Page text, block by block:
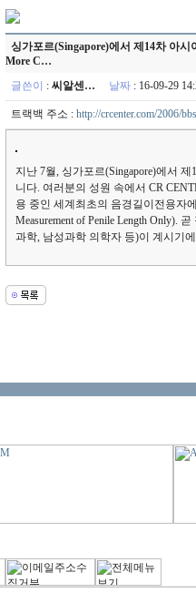
싱가포르(Singapore)에서 제14차 아시
More C…
글쓴이
: 씨알센… 날짜 : 16-09-29
트랙백 주소 : http://crcenter.com/2006/
지난 7월, 싱가포르(Singapore)에서
니다. 여러분의 성원 속에서 CR
용 중인 세계최초의 음경길이전용자
Measurement of Penile Length Only).
과학, 남성과학 의학자 등)이 계시기